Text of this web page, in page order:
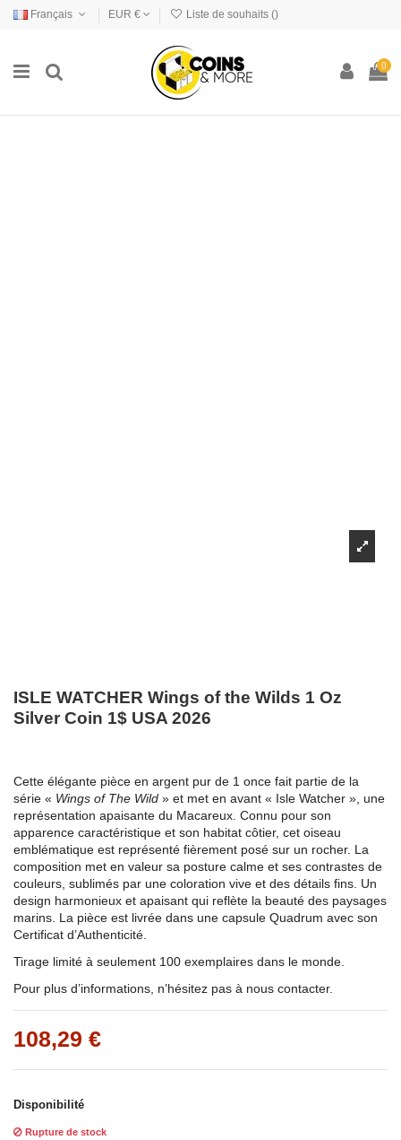
Français EUR € Liste de souhaits ()
0
ISLE WATCHER Wings of the Wilds 1 Oz
Silver Coin 1$ USA 2026
Cette élégante pièce en argent pur de 1 once fait partie de la
série « Wings of The Wild » et met en avant « Isle Watcher », une
représentation apaisante du Macareux. Connu pour son
apparence caractéristique et son habitat côtier, cet oiseau
emblématique est représenté fièrement posé sur un rocher. La
composition met en valeur sa posture calme et ses contrastes de
couleurs, sublimés par une coloration vive et des détails fins. Un
design harmonieux et apaisant qui reflète la beauté des paysages
marins. La pièce est livrée dans une capsule Quadrum avec son
Certificat d’Authenticité.
Tirage limité à seulement 100 exemplaires dans le monde.
Pour plus d’informations, n’hésitez pas à nous contacter.
108,29 €
Disponibilité
Rupture de stock